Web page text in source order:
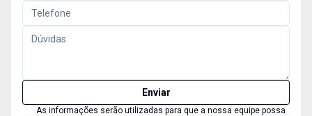
Enviar
As informações serão utilizadas para que a nossa equipe possa